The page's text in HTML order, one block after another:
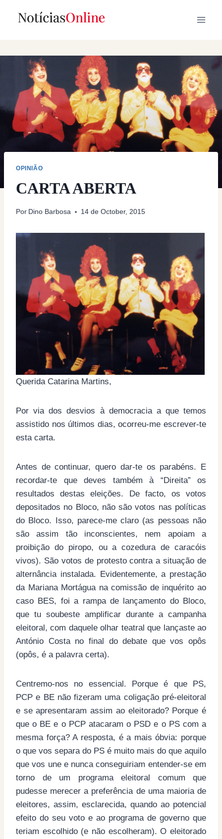
OPINIÃO
CARTA ABERTA
Por Dino Barbosa 14 de October, 2015
Querida Catarina Martins,
Por via dos desvios à democracia a que temos
assistido nos últimos dias, ocorreu-me escrever-te
esta carta.
Antes de continuar, quero dar-te os parabéns. E
recordar-te que deves também à “Direita” os
resultados destas eleições. De facto, os votos
depositados no Bloco, não são votos nas políticas
do Bloco. Isso, parece-me claro (as pessoas não
são assim tão inconscientes, nem apoiam a
proibição do piropo, ou a cozedura de caracóis
vivos). São votos de protesto contra a situação de
alternância instalada. Evidentemente, a prestação
da Mariana Mortágua na comissão de inquérito ao
caso BES, foi a rampa de lançamento do Bloco,
que tu soubeste amplificar durante a campanha
eleitoral, com daquele olhar teatral que lançaste ao
António Costa no final do debate que vos opôs
(opôs, é a palavra certa).
Centremo-nos no essencial. Porque é que PS,
PCP e BE não fizeram uma coligação pré-eleitoral
e se apresentaram assim ao eleitorado? Porque é
que o BE e o PCP atacaram o PSD e o PS com a
mesma força? A resposta, é a mais óbvia: porque
o que vos separa do PS é muito mais do que aquilo
que vos une e nunca conseguiriam entender-se em
torno de um programa eleitoral comum que
pudesse merecer a preferência de uma maioria de
eleitores, assim, esclarecida, quando ao potencial
efeito do seu voto e ao programa de governo que
teriam escolhido (e não escolheram). O eleitorado